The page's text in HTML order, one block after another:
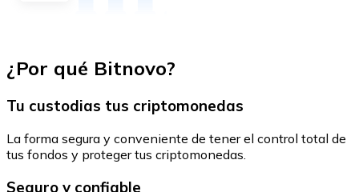
¿Por qué Bitnovo?
Tu custodias tus criptomonedas
La forma segura y conveniente de tener el control total de
tus fondos y proteger tus criptomonedas.
Seguro y confiable